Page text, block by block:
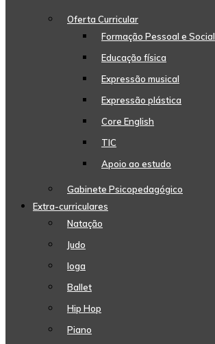
Oferta Curricular
Formação Pessoal e Social
Educação física
Expressão musical
Expressão plástica
Core English
TIC
Apoio ao estudo
Gabinete Psicopedagógico
Extra-curriculares
Natação
Judo
Ioga
Ballet
Hip Hop
Piano